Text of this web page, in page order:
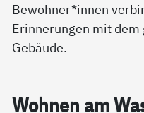
Bewohner*innen
Erinnerungen mit
Gebäude.
Woh­nen am